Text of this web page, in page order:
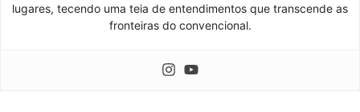
lugares, tecendo uma teia de entendimentos que transcende as
fronteiras do convencional.